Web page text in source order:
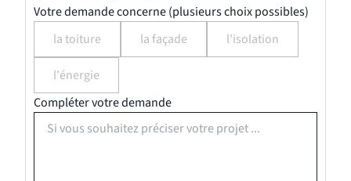
Votre demande concerne (plusieurs choix possibles)
la toiture
la façade l'isolation
l'énergie
Compléter votre demande